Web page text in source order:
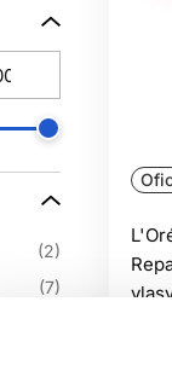
1
1
68
2
7